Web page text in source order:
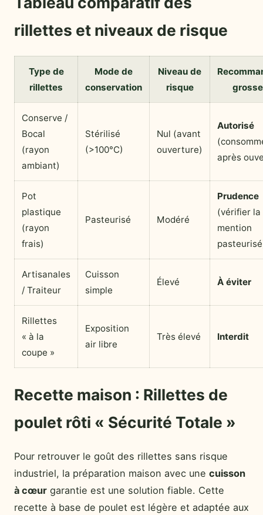
rillettes et niveaux de risque
Type de
rillettes
Mode de
conservation
Niveau de
risque
Conserve /
Bocal
(rayon
ambiant)
Stérilisé
(>100°C)
Nul (avant
ouverture)
Autorisé
après
Pot
plastique
(rayon
frais)
Pasteurisé Modéré
Prudence
(vérifier la
mention
Artisanales
/ Traiteur
Cuisson
simple
Élevé À éviter
Rillettes
« à la
coupe »
Exposition
air libre
Très élevé Interdit
Recette maison : Rillettes de
poulet rôti « Sécurité Totale »
Pour retrouver le goût des rillettes sans risque
industriel, la préparation maison avec une cuisson
à cœur garantie est une solution fiable. Cette
recette à base de poulet est légère et adaptée aux